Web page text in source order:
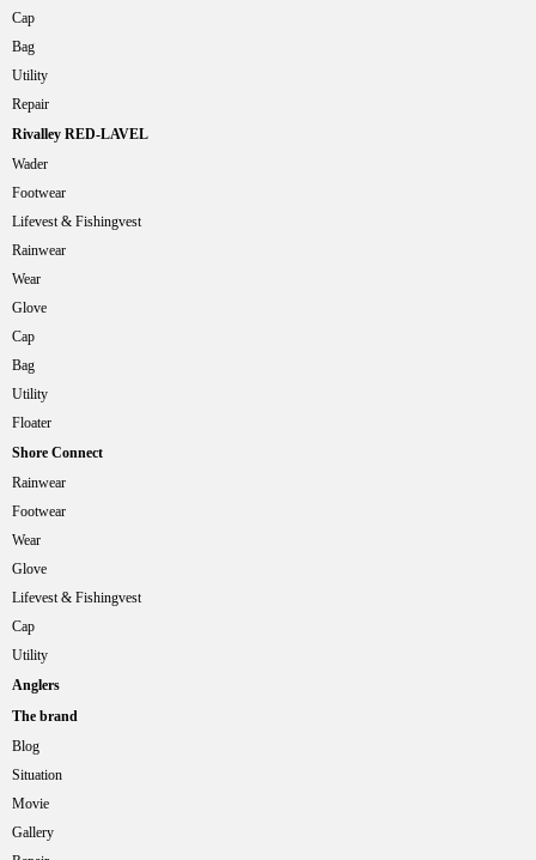
Cap
Bag
Utility
Repair
Rivalley RED-LAVEL
Wader
Footwear
Lifevest & Fishingvest
Rainwear
Wear
Glove
Cap
Bag
Utility
Floater
Shore Connect
Rainwear
Footwear
Wear
Glove
Lifevest & Fishingvest
Cap
Utility
Anglers
The brand
Blog
Situation
Movie
Gallery